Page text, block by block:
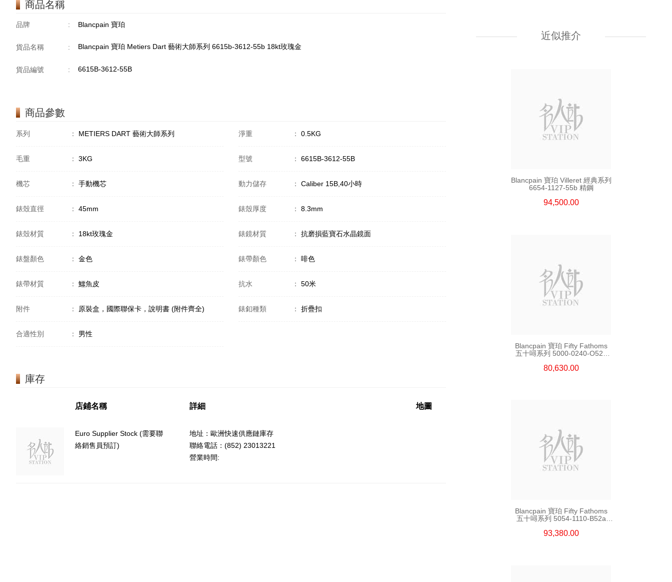
商品名稱
品牌 : Blancpain 寶珀
貨品名稱 : Blancpain 寶珀 Metiers Dart 藝術大師系列 6615b-3612-55b 18kt玫瑰金
貨品編號 : 6615B-3612-55B
商品參數
系列 ： METIERS DART 藝術大師系列 淨重 ： 0.5KG
毛重 ： 3KG 型號 ： 6615B-3612-55B
機芯 ： 手動機芯 動力儲存 ： Caliber 15B,40小時
錶殼直徑 ： 45mm 錶殼厚度 ： 8.3mm
錶殼材質 ： 18kt玫瑰金 錶鏡材質 ： 抗磨損藍寶石水晶鏡面
錶盤顏色 ： 金色 錶帶顏色 ： 啡色
錶帶材質 ： 鱷魚皮 抗水 ： 50米
附件 ： 原裝盒，國際聯保卡，說明書 (附件齊全) 錶釦種類 ： 折疊扣
合適性別 ： 男性
庫存
店鋪名稱 詳細 地圖
Euro Supplier Stock (需要聯
絡銷售員預訂)
地址：歐洲快速供應鏈庫存
聯絡電話：(852) 23013221
營業時間:
近似推介
94,500.00
Blancpain 寶珀 Villeret 經典系列
6654-1127-55b 精鋼
94,500.00
Blancpain 寶珀 Fifty Fathoms
五十噚系列 5000-0240-O52a
80,630.00
Blancpain 寶珀 Fifty Fathoms
五十噚系列 5054-1110-B52a
93,380.00